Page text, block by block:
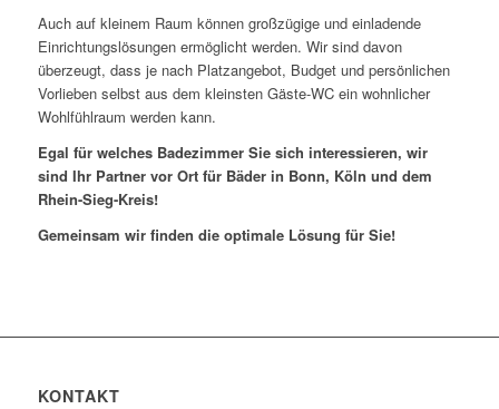
Auch auf kleinem Raum können großzügige und einladende
Einrichtungslösungen ermöglicht werden. Wir sind davon
überzeugt, dass je nach Platzangebot, Budget und persönlichen
Vorlieben selbst aus dem kleinsten Gäste-WC ein wohnlicher
Wohlfühlraum werden kann.
Egal für welches Badezimmer Sie sich interessieren, wir
sind Ihr Partner vor Ort für Bäder in Bonn, Köln und dem
Rhein-Sieg-Kreis!
Gemeinsam wir finden die optimale Lösung für Sie!
KONTAKT